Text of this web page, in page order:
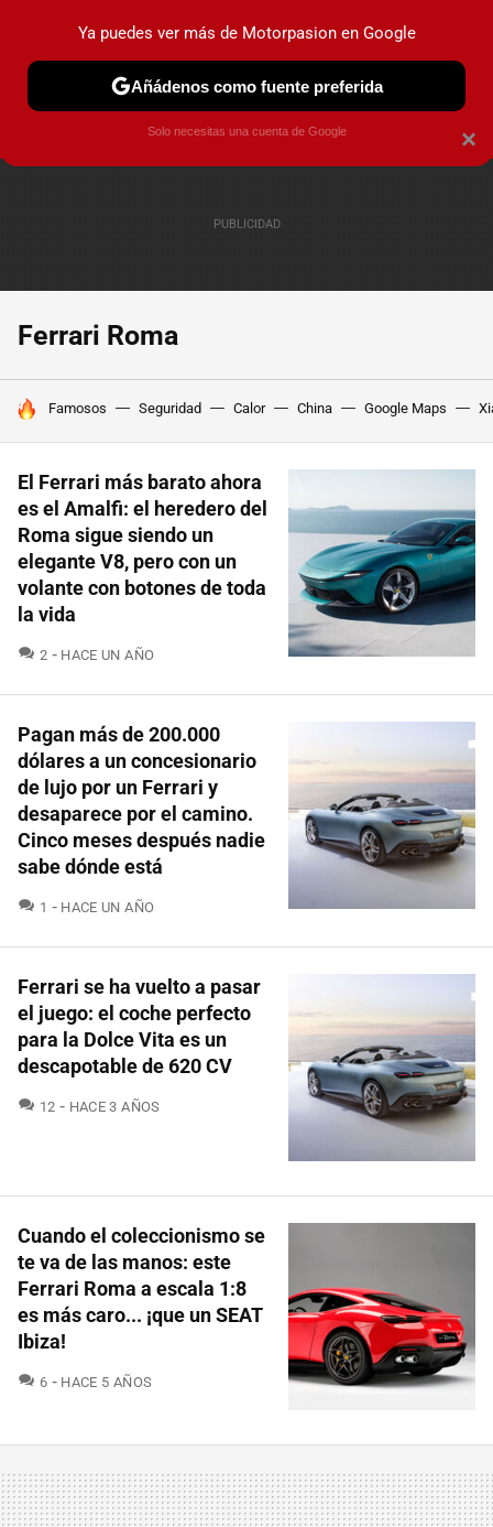
PRUEBAS COCHES ELÉCTRICOS OBSERVATORIO
Ferrari Roma
HOY SE HABLA DE
Famosos Seguridad Calor China Google Maps
El Ferrari más barato ahora
es el Amalfi: el heredero del
Roma sigue siendo un
elegante V8, pero con un
volante con botones de toda
la vida
2 COMENTARIOS
HACE UN AÑO
Pagan más de 200.000
dólares a un concesionario
de lujo por un Ferrari y
desaparece por el camino.
Cinco meses después nadie
sabe dónde está
1 COMENTARIOS
HACE UN AÑO
Ferrari se ha vuelto a pasar
el juego: el coche perfecto
para la Dolce Vita es un
descapotable de 620 CV
12 COMENTARIOS
HACE 3 AÑOS
Cuando el coleccionismo se
te va de las manos: este
Ferrari Roma a escala 1:8
es más caro... ¡que un SEAT
Ibiza!
6 COMENTARIOS
HACE 5 AÑOS
×
Ya puedes ver más de Motorpasion en Google
Añádenos como fuente preferida
Solo necesitas una cuenta de Google